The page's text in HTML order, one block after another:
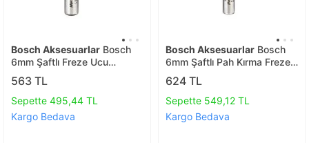
Bosch Aksesuarlar Bosch
6mm Şaftlı Freze Ucu
6*9,5*51 2608628442
563 TL
Sepette 495,44 TL
Kargo Bedava
Bosch Aksesuarlar Bosch
6mm Şaftlı Pah Kırma Freze
Ucu 6*9,5*56 2608628462
624 TL
Sepette 549,12 TL
Kargo Bedava